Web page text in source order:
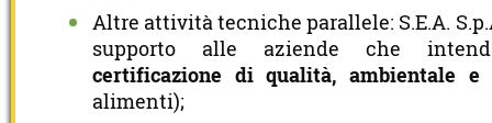
Altre attività tecniche parallele: S.E.A.
supporto alle aziende che
certificazione di qualità, ambientale e
alimenti);